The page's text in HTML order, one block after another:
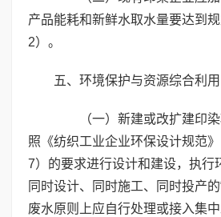
产品能耗和新鲜水取水量要达到
2）。
五、环境保护与资源综合利用
（一）新建或改扩建印染
照《纺织工业企业环保设计规范
7）的要求进行设计和建设，执行
同时设计、同时施工、同时投产
废水原则上应自行处理或接入集